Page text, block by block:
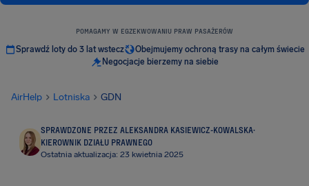
POMAGAMY W EGZEKWOWANIU PRAW PASAŻERÓW
Sprawdź loty do 3 lat wstecz
Obejmujemy ochroną trasy na całym świecie
Negocjacje bierzemy na siebie
AirHelp Lotniska GDN
SPRAWDZONE PRZEZ ALEKSANDRA KASIEWICZ-KOWALSKA·
KIEROWNIK DZIAŁU PRAWNEGO
Ostatnia aktualizacja: 23 kwietnia 2025